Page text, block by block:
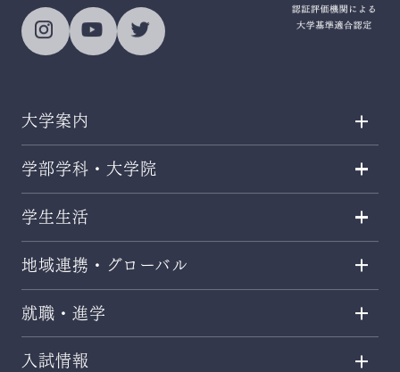
大学案内
学部学科・大学院
学生生活
地域連携・グローバル
就職・進学
入試情報